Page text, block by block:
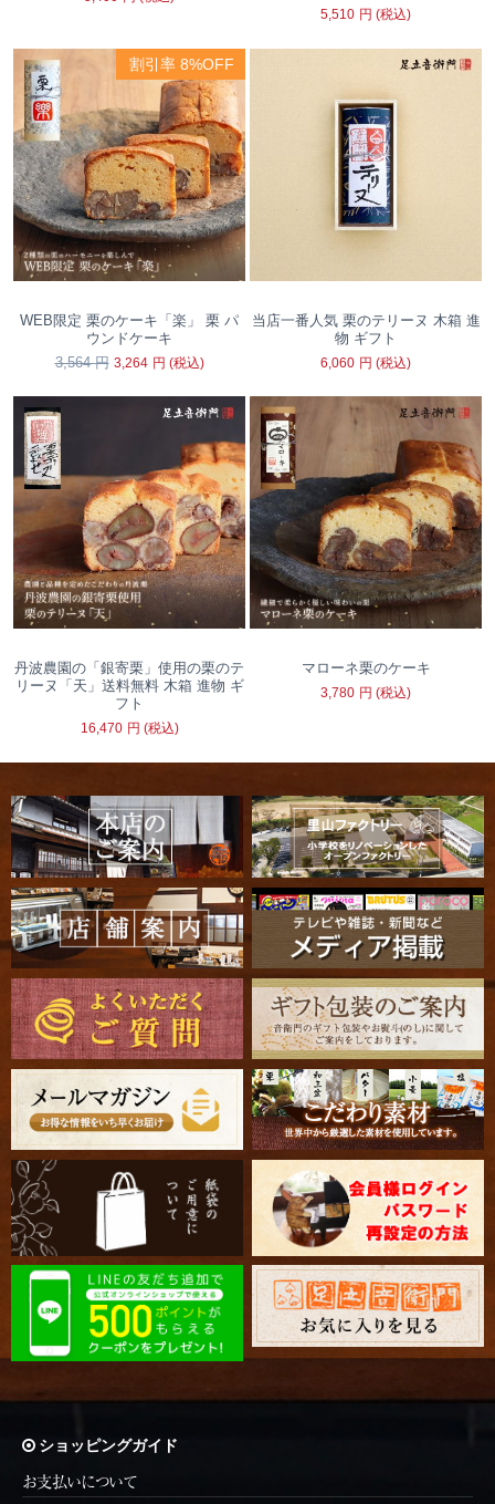
5,510 円 (税込)
割引率 8%OFF
WEB限定 栗のケーキ「楽」 栗 パ
ウンドケーキ
3,564 円 3,264 円 (税込)
当店一番人気 栗のテリーヌ 木箱 進
物 ギフト
6,060 円 (税込)
丹波農園の「銀寄栗」使用の栗のテ
リーヌ「天」送料無料 木箱 進物 ギ
フト
16,470 円 (税込)
マローネ栗のケーキ
3,780 円 (税込)
ショッピングガイド
お支払いについて